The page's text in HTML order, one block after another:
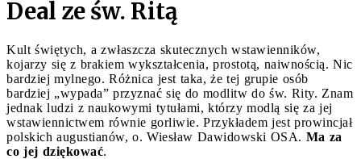
Deal ze św. Ritą
Kult świętych, a zwłaszcza skutecznych wstawienników,
kojarzy się z brakiem wykształcenia, prostotą, naiwnością. Nic
bardziej mylnego. Różnica jest taka, że tej grupie osób
bardziej „wypada” przyznać się do modlitw do św. Rity. Znam
jednak ludzi z naukowymi tytułami, którzy modlą się za jej
wstawiennictwem równie gorliwie. Przykładem jest prowincjał
polskich augustianów, o. Wiesław Dawidowski OSA. Ma za
co jej dziękować.